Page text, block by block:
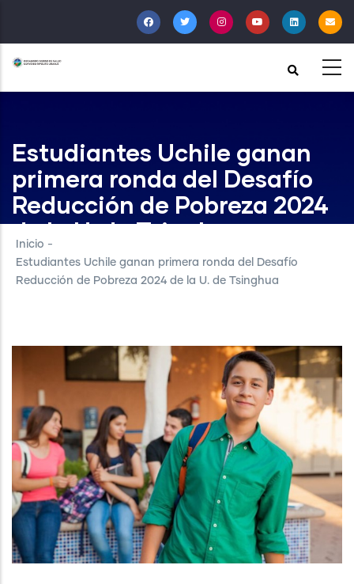
al
contenido
principal
Estudiantes Uchile ganan
primera ronda del Desafío
Reducción de Pobreza 2024
de la U. de Tsinghua
Inicio -
Estudiantes Uchile ganan primera ronda del Desafío
Reducción de Pobreza 2024 de la U. de Tsinghua